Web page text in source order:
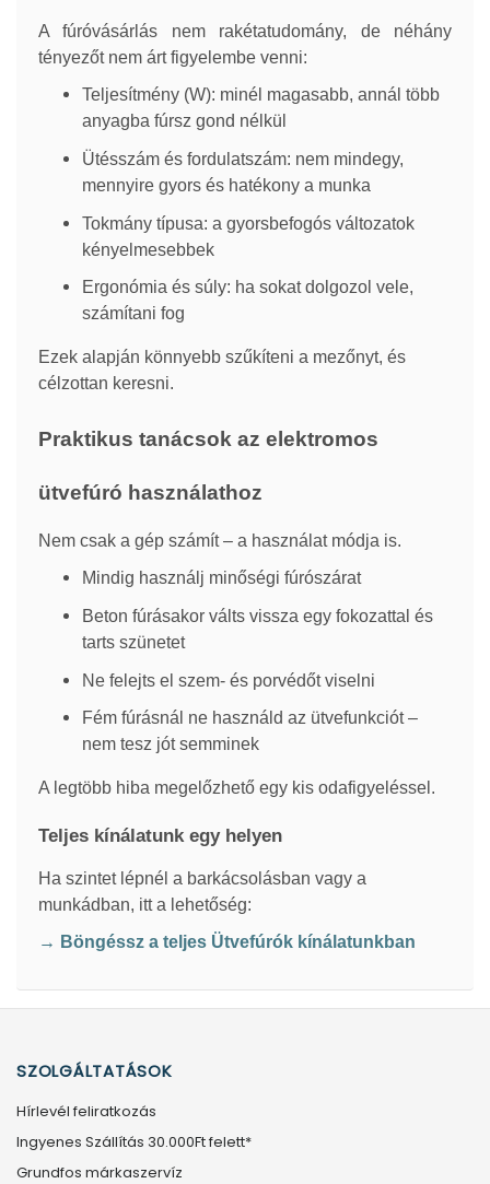
A fúróvásárlás nem rakétatudomány, de néhány
tényezőt nem árt figyelembe venni:
Teljesítmény (W): minél magasabb, annál több
anyagba fúrsz gond nélkül
Ütésszám és fordulatszám: nem mindegy,
mennyire gyors és hatékony a munka
Tokmány típusa: a gyorsbefogós változatok
kényelmesebbek
Ergonómia és súly: ha sokat dolgozol vele,
számítani fog
Ezek alapján könnyebb szűkíteni a mezőnyt, és
célzottan keresni.
Praktikus tanácsok az elektromos
ütvefúró használathoz
Nem csak a gép számít – a használat módja is.
Mindig használj minőségi fúrószárat
Beton fúrásakor válts vissza egy fokozattal és
tarts szünetet
Ne felejts el szem- és porvédőt viselni
Fém fúrásnál ne használd az ütvefunkciót –
nem tesz jót semminek
A legtöbb hiba megelőzhető egy kis odafigyeléssel.
Teljes kínálatunk egy helyen
Ha szintet lépnél a barkácsolásban vagy a
munkádban, itt a lehetőség:
→ Böngéssz a teljes Ütvefúrók kínálatunkban
SZOLGÁLTATÁSOK
Hírlevél feliratkozás
Ingyenes Szállítás 30.000Ft felett*
Grundfos márkaszervíz